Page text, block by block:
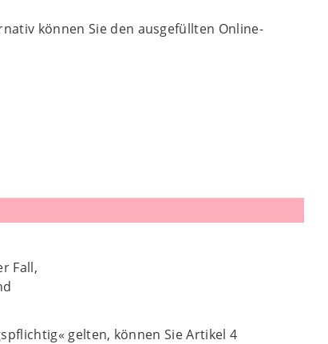
können Sie den ausgefüllten Online-
Fall,
gelten, können Sie Artikel 4